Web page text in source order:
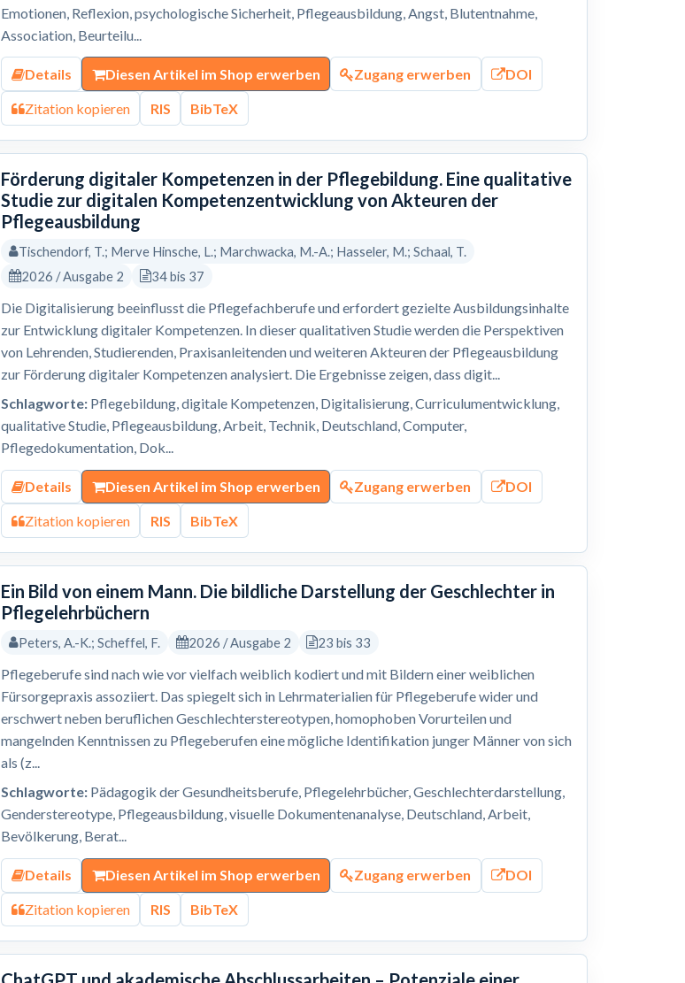
Emotionen, Reflexion, psychologische Sicherheit, Pflegeausbildung, Angst, Blutentnahme,
Association, Beurteilu...
Details Diesen Artikel im Shop erwerben Zugang erwerben DOI
Zitation kopieren RIS BibTeX
Förderung digitaler Kompetenzen in der Pflegebildung. Eine qualitative
Studie zur digitalen Kompetenzentwicklung von Akteuren der
Pflegeausbildung
Tischendorf, T.; Merve Hinsche, L.; Marchwacka, M.-A.; Hasseler, M.; Schaal, T.
2026 / Ausgabe 2
34 bis 37
Die Digitalisierung beeinflusst die Pflegefachberufe und erfordert gezielte Ausbildungsinhalte
zur Entwicklung digitaler Kompetenzen. In dieser qualitativen Studie werden die Perspektiven
von Lehrenden, Studierenden, Praxisanleitenden und weiteren Akteuren der Pflegeausbildung
zur Förderung digitaler Kompetenzen analysiert. Die Ergebnisse zeigen, dass digit...
Schlagworte: Pflegebildung, digitale Kompetenzen, Digitalisierung, Curriculumentwicklung,
qualitative Studie, Pflegeausbildung, Arbeit, Technik, Deutschland, Computer,
Pflegedokumentation, Dok...
Details Diesen Artikel im Shop erwerben Zugang erwerben DOI
Zitation kopieren RIS BibTeX
Ein Bild von einem Mann. Die bildliche Darstellung der Geschlechter in
Pflegelehrbüchern
Peters, A.-K.; Scheffel, F. 2026 / Ausgabe 2 23 bis 33
Pflegeberufe sind nach wie vor vielfach weiblich kodiert und mit Bildern einer weiblichen
Fürsorgepraxis assoziiert. Das spiegelt sich in Lehrmaterialien für Pflegeberufe wider und
erschwert neben beruflichen Geschlechterstereotypen, homophoben Vorurteilen und
mangelnden Kenntnissen zu Pflegeberufen eine mögliche Identifikation junger Männer von sich
als (z...
Schlagworte: Pädagogik der Gesundheitsberufe, Pflegelehrbücher, Geschlechterdarstellung,
Genderstereotype, Pflegeausbildung, visuelle Dokumentenanalyse, Deutschland, Arbeit,
Bevölkerung, Berat...
Details Diesen Artikel im Shop erwerben Zugang erwerben DOI
Zitation kopieren RIS BibTeX